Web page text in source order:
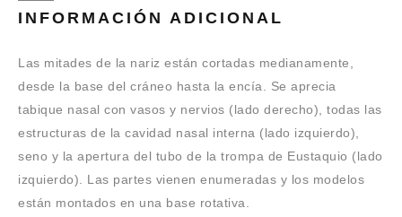
INFORMACIÓN ADICIONAL
Las mitades de la nariz están cortadas medianamente,
desde la base del cráneo hasta la encía. Se aprecia
tabique nasal con vasos y nervios (lado derecho), todas las
estructuras de la cavidad nasal interna (lado izquierdo),
seno y la apertura del tubo de la trompa de Eustaquio (lado
izquierdo). Las partes vienen enumeradas y los modelos
están montados en una base rotativa.